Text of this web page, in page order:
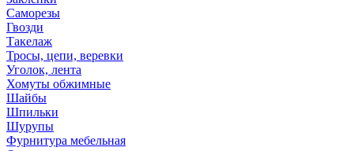
Саморезы
Гвозди
Такелаж
Тросы, цепи, веревки
Уголок, лента
Хомуты обжимные
Шайбы
Шпильки
Шурупы
Фурнитура мебельная